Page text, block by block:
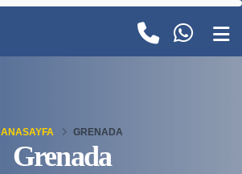
Grenada
ANASAYFA GRENADA